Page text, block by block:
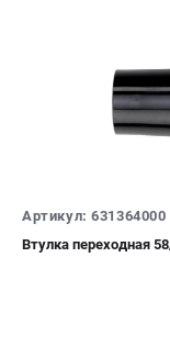
Артикул: 631364000
Втулка переходная